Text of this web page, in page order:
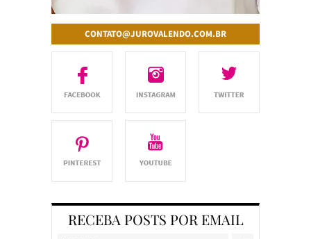
CONTATO@JUROVALENDO.COM.BR
RECEBA POSTS POR EMAIL